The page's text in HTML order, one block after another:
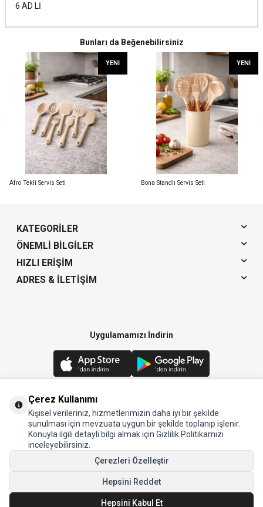
6 AD Lİ
Bunları da Beğenebilirsiniz
YENI
Afro Tekli Servis Seti
YENI
Bona Standlı Servis Seti
KATEGORILER
ÖNEMLI BILGILER
HIZLI ERIŞIM
ADRES & İLETIŞIM
Uygulamamızı İndirin
© 2024 Arow - Tüm hakları saklıdır.
Çerez Kullanımı
Kişisel verileriniz, hizmetlerimizin daha iyi bir şekilde
sunulması için mevzuata uygun bir şekilde toplanıp işlenir.
Konuyla ilgili detaylı bilgi almak için Gizlilik Politikamızı
inceleyebilirsiniz.
Çerezleri Özelleştir
Hepsini Reddet
Hepsini Kabul Et